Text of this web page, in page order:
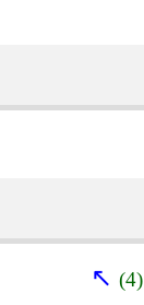
(4)
↖